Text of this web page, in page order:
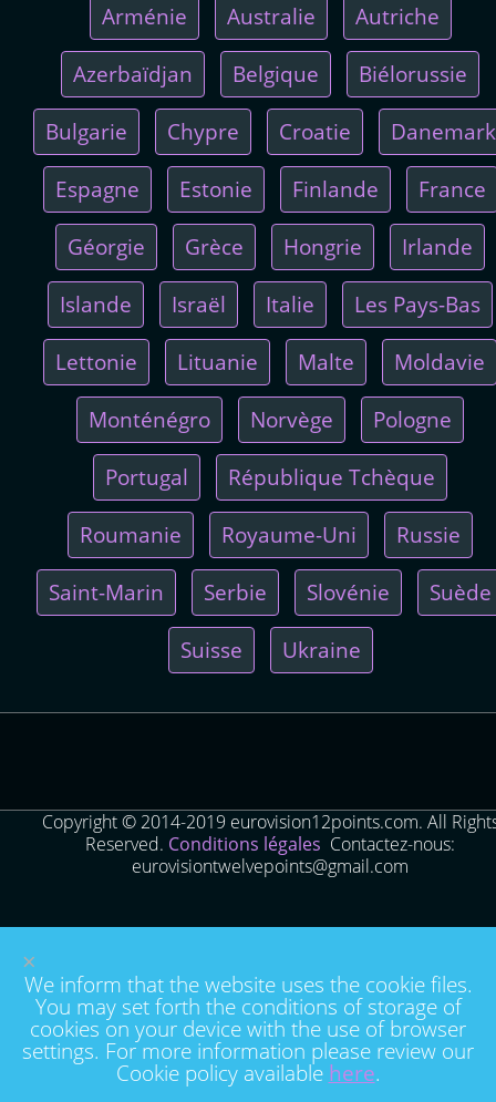
Arménie Australie Autriche
Azerbaïdjan Belgique Biélorussie
Bulgarie Chypre Croatie Danemark
Espagne Estonie Finlande France
Géorgie Grèce Hongrie Irlande
Islande Israël Italie Les Pays-Bas
Lettonie Lituanie Malte Moldavie
Monténégro Norvège Pologne
Portugal République Tchèque
Roumanie Royaume-Uni Russie
Saint-Marin Serbie Slovénie Suède
Suisse Ukraine
Copyright © 2014-2019 eurovision12points.com. All
Reserved. Conditions légales Contactez-nous:
eurovisiontwelvepoints@gmail.com
×
We inform that the website uses the cookie files.
You may set forth the conditions of storage of
cookies on your device with the use of browser
settings. For more information please review our
Cookie policy available here.